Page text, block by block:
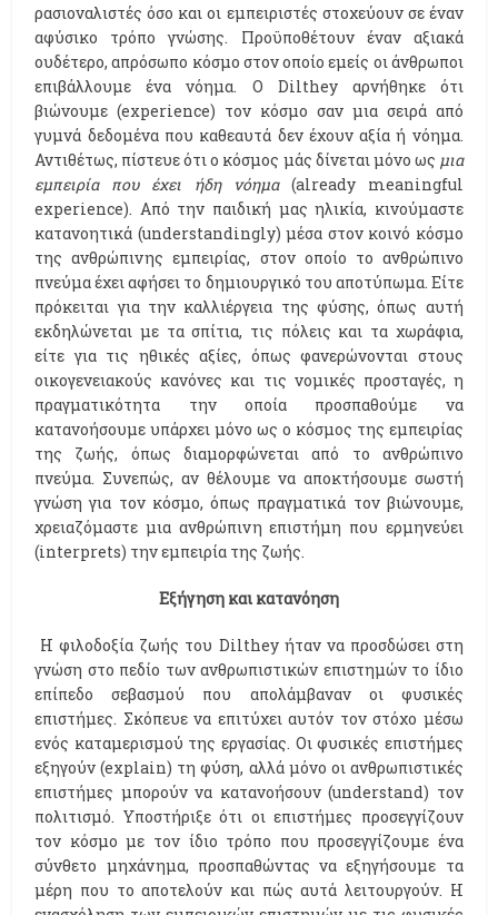
ρασιοναλιστές όσο και οι εμπειριστές στοχεύουν σε έναν
αφύσικο τρόπο γνώσης. Προϋποθέτουν έναν αξιακά
ουδέτερο, απρόσωπο κόσμο στον οποίο εμείς οι άνθρωποι
επιβάλλουμε ένα νόημα. Ο Dilthey αρνήθηκε ότι
βιώνουμε (experience) τον κόσμο σαν μια σειρά από
γυμνά δεδομένα που καθεαυτά δεν έχουν αξία ή νόημα.
Αντιθέτως, πίστευε ότι ο κόσμος μάς δίνεται μόνο ως μια
εμπειρία που έχει ήδη νόημα(already meaningful
experience). Από την παιδική μας ηλικία, κινούμαστε
κατανοητικά (understandingly) μέσα στον κοινό κόσμο
της ανθρώπινης εμπειρίας, στον οποίο το ανθρώπινο
πνεύμα έχει αφήσει το δημιουργικό του αποτύπωμα. Είτε
πρόκειται για την καλλιέργεια της φύσης, όπως αυτή
εκδηλώνεται με τα σπίτια, τις πόλεις και τα χωράφια,
είτε για τις ηθικές αξίες, όπως φανερώνονται στους
οικογενειακούς κανόνες και τις νομικές προσταγές, η
πραγματικότητα την οποία προσπαθούμε να
κατανοήσουμε υπάρχει μόνο ως ο κόσμος της εμπειρίας
της ζωής, όπως διαμορφώνεται από το ανθρώπινο
πνεύμα. Συνεπώς, αν θέλουμε να αποκτήσουμε σωστή
γνώση για τον κόσμο, όπως πραγματικά τον βιώνουμε,
χρειαζόμαστε μια ανθρώπινη επιστήμη που ερμηνεύει
(interprets) την εμπειρία της ζωής.
Εξήγηση και κατανόηση
Η φιλοδοξία ζωής του Dilthey ήταν να προσδώσει στη
γνώση στο πεδίο των ανθρωπιστικών επιστημών το ίδιο
επίπεδο σεβασμού που απολάμβαναν οι φυσικές
επιστήμες. Σκόπευε να επιτύχει αυτόν τον στόχο μέσω
ενός καταμερισμού της εργασίας. Οι φυσικές επιστήμες
εξηγούν (explain) τη φύση, αλλά μόνο οι ανθρωπιστικές
επιστήμες μπορούν να κατανοήσουν (understand) τον
πολιτισμό. Υποστήριξε ότι οι επιστήμες προσεγγίζουν
τον κόσμο με τον ίδιο τρόπο που προσεγγίζουμε ένα
σύνθετο μηχάνημα, προσπαθώντας να εξηγήσουμε τα
μέρη που το αποτελούν και πώς αυτά λειτουργούν. Η